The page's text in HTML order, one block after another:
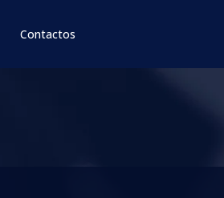
Contactos